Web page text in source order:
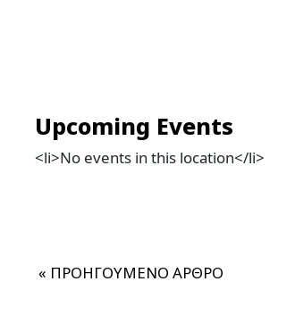
Upcoming Events
<li>No events in this location</li>
« ΠΡΟΗΓΟΥΜΕΝΟ ΑΡΘΡΟ